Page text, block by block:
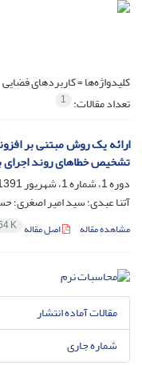
کلیدواژه‌ها =کاربردهای فضایی
تعداد مقالات: 1
ارائه یک روش مبتنی بر
تشخیص خطاهای روند اجرای
دوره 1، شماره 1، شهریور 1391، صفحه
آتنا عبدی؛ سید امیر
مشاهده مقاله اصل مقاله K
مقالات آماده انتشار
شماره جاری